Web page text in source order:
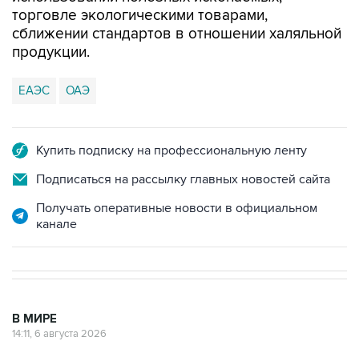
торговле экологическими товарами,
сближении стандартов в отношении халяльной
продукции.
ЕАЭС ОАЭ
Купить подписку на профессиональную ленту
Подписаться на рассылку главных новостей сайта
Получать оперативные новости в официальном
канале
В МИРЕ
14:11, 6 августа 2026